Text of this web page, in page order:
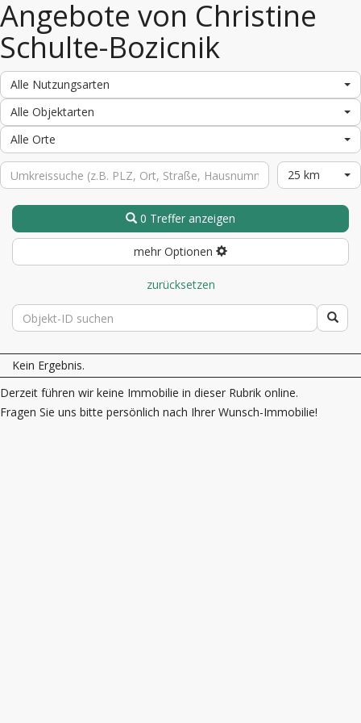
Angebote von Christine
Schulte-Bozicnik
Alle Nutzungsarten
Alle Objektarten
Alle Orte
25 km
0 Treffer anzeigen
mehr Optionen
zurücksetzen
Kein Ergebnis.
Derzeit führen wir keine Immobilie in dieser Rubrik online.
Fragen Sie uns bitte persönlich nach Ihrer Wunsch-Immobilie!